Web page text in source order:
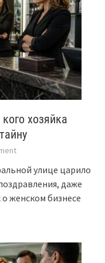
хозяйка
улице царило
даже
женском бизнесе